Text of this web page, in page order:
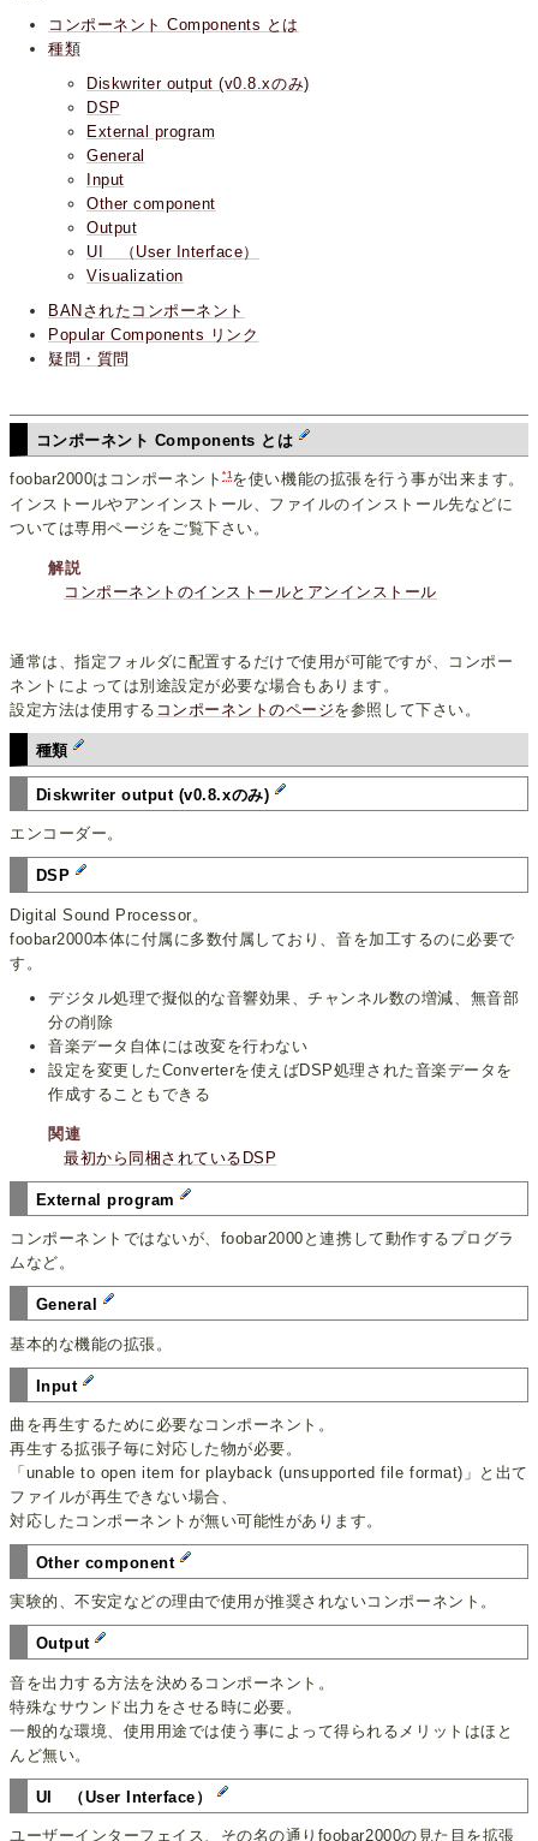
コンポーネント Components とは
種類
Diskwriter output (v0.8.xのみ)
DSP
External program
General
Input
Other component
Output
UI （User Interface）
Visualization
BANされたコンポーネント
Popular Components リンク
疑問・質問
コンポーネント Components とは
foobar2000はコンポーネント*1を使い機能の拡張を行う事が出来ます。
インストールやアンインストール、ファイルのインストール先などに
ついては専用ページをご覧下さい。
解説
コンポーネントのインストールとアンインストール
通常は、指定フォルダに配置するだけで使用が可能ですが、コンポー
ネントによっては別途設定が必要な場合もあります。
設定方法は使用する コンポーネントのページを参照して下さい。
種類
Diskwriter output (v0.8.xのみ)
エンコーダー。
DSP
Digital Sound Processor。
foobar2000本体に付属に多数付属しており、音を加工するのに必要で
す。
デジタル処理で擬似的な音響効果、チャンネル数の増減、無音部
分の削除
音楽データ自体には改変を行わない
設定を変更したConverterを使えばDSP処理された音楽データを
作成することもできる
関連
最初から同梱されているDSP
External program
コンポーネントではないが、foobar2000と連携して動作するプログラ
ムなど。
General
基本的な機能の拡張。
Input
曲を再生するために必要なコンポーネント。
再生する拡張子毎に対応した物が必要。
「unable to open item for playback (unsupported file format)」と出て
ファイルが再生できない場合、
対応したコンポーネントが無い可能性があります。
Other component
実験的、不安定などの理由で使用が推奨されないコンポーネント。
Output
音を出力する方法を決めるコンポーネント。
特殊なサウンド出力をさせる時に必要。
一般的な環境、使用用途では使う事によって得られるメリットはほと
んど無い。
UI （User Interface）
ユーザーインターフェイス、その名の通りfoobar2000の見た目を拡張